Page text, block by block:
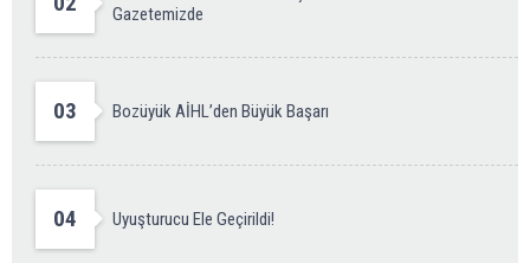
Gazetemizde
03 Bozüyük AİHL’den Büyük Başarı
04 Uyuşturucu Ele Geçirildi!